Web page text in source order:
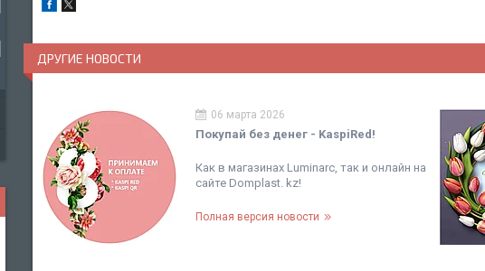
ДРУГИЕ НОВОСТИ
06 марта 2026
Покупай без денег - KaspiRed!
Как в магазинах Luminarc, так и онлайн на
сайте Domplast. kz!
Полная версия новости